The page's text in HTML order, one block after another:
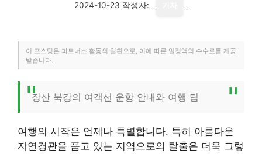
2024-10-23 작성자:
이 포스팅은 파트너스 활동의 일환으로, 이에 따른 일정액의 수수료를 제공
받습니다.
장산 북강의 여객선 운항 안내와 여행 팁
여행의 시작은 언제나 특별합니다. 특히 아름다운
자연경관을 품고 있는 지역으로의 탈출은 더욱 그렇